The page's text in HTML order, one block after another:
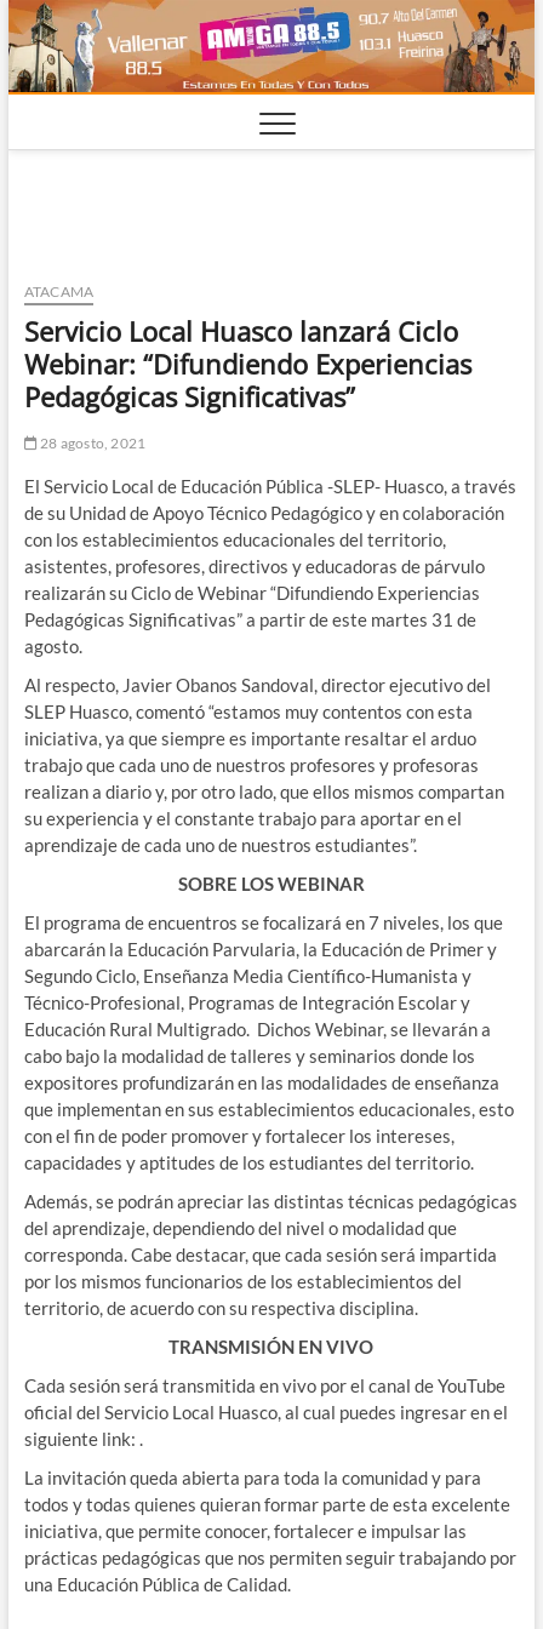
Saltar
al
contenido
ATACAMA
Servicio Local Huasco lanzará Ciclo
Webinar: “Difundiendo Experiencias
Pedagógicas Significativas”
28 agosto, 2021
El Servicio Local de Educación Pública -SLEP- Huasco, a través
de su Unidad de Apoyo Técnico Pedagógico y en colaboración
con los establecimientos educacionales del territorio,
asistentes, profesores, directivos y educadoras de párvulo
realizarán su Ciclo de Webinar “Difundiendo Experiencias
Pedagógicas Significativas” a partir de este martes 31 de
agosto.
Al respecto, Javier Obanos Sandoval, director ejecutivo del
SLEP Huasco, comentó “estamos muy contentos con esta
iniciativa, ya que siempre es importante resaltar el arduo
trabajo que cada uno de nuestros profesores y profesoras
realizan a diario y, por otro lado, que ellos mismos compartan
su experiencia y el constante trabajo para aportar en el
aprendizaje de cada uno de nuestros estudiantes”.
SOBRE LOS WEBINAR
El programa de encuentros se focalizará en 7 niveles, los que
abarcarán la Educación Parvularia, la Educación de Primer y
Segundo Ciclo, Enseñanza Media Científico-Humanista y
Técnico-Profesional, Programas de Integración Escolar y
Educación Rural Multigrado. Dichos Webinar, se llevarán a
cabo bajo la modalidad de talleres y seminarios donde los
expositores profundizarán en las modalidades de enseñanza
que implementan en sus establecimientos educacionales, esto
con el fin de poder promover y fortalecer los intereses,
capacidades y aptitudes de los estudiantes del territorio.
Además, se podrán apreciar las distintas técnicas pedagógicas
del aprendizaje, dependiendo del nivel o modalidad que
corresponda. Cabe destacar, que cada sesión será impartida
por los mismos funcionarios de los establecimientos del
territorio, de acuerdo con su respectiva disciplina.
TRANSMISIÓN EN VIVO
Cada sesión será transmitida en vivo por el canal de YouTube
oficial del Servicio Local Huasco, al cual puedes ingresar en el
siguiente link: .
La invitación queda abierta para toda la comunidad y para
todos y todas quienes quieran formar parte de esta excelente
iniciativa, que permite conocer, fortalecer e impulsar las
prácticas pedagógicas que nos permiten seguir trabajando por
una Educación Pública de Calidad.